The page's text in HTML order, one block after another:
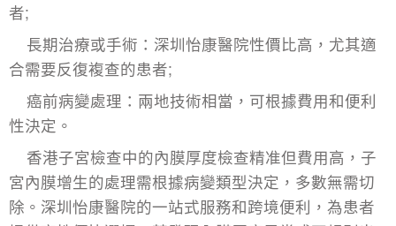
者;​
長期治療或手術：深圳怡康醫院性價比高，尤其適
合需要反復複查的患者;​
癌前病變處理：兩地技術相當，可根據費用和便利
性決定。
香港子宮檢查中的內膜厚度檢查精准但費用高，子
宮內膜增生的處理需根據病變類型決定，多數無需切
除。深圳怡康醫院的一站式服務和跨境便利，為患者